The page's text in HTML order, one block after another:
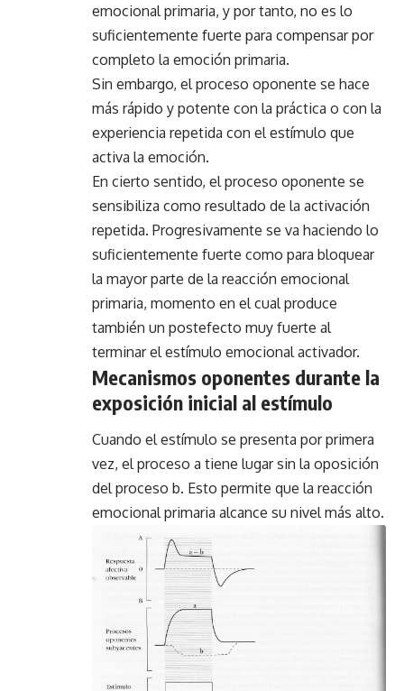
emocional primaria, y por tanto, no es lo
suficientemente fuerte para compensar por
completo la emoción primaria.
Sin embargo, el proceso oponente se hace
más rápido y potente con la práctica o con la
experiencia repetida con el estímulo que
activa la emoción.
En cierto sentido, el proceso oponente se
sensibiliza como resultado de la activación
repetida. Progresivamente se va haciendo lo
suficientemente fuerte como para bloquear
la mayor parte de la reacción emocional
primaria, momento en el cual produce
también un postefecto muy fuerte al
terminar el estímulo emocional activador.
Mecanismos oponentes durante la
exposición inicial al estímulo
Cuando el estímulo se presenta por primera
vez, el proceso a tiene lugar sin la oposición
del proceso b. Esto permite que la reacción
emocional primaria alcance su nivel más alto.